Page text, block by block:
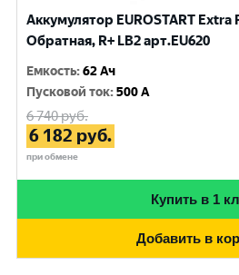
Аккумулятор EUROSTART Extra
Обратная, R+ LB2 арт.EU620
Емкость:62 Ач
Пусковой ток:500 A
6 740руб.
6 182 руб.
при обмене
Купить в 1
Добавить в